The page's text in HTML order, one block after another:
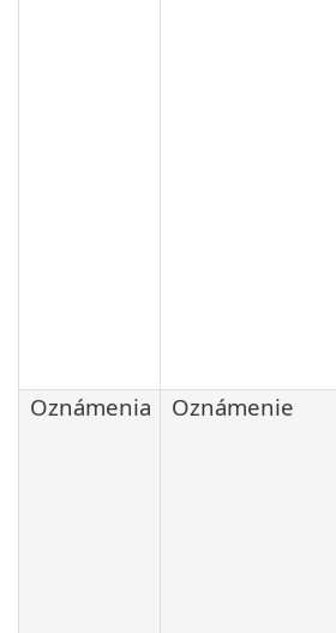
Oznámenia
Oznámenie